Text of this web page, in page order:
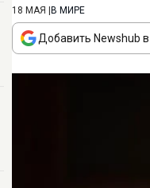
18 МАЯ В МИРЕ
Добавить Newshub